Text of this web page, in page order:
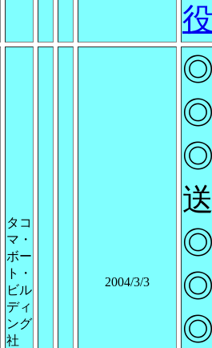
タコ
マ・
ボー
ト・
ビル
ディ
ング
社
2004/3/3